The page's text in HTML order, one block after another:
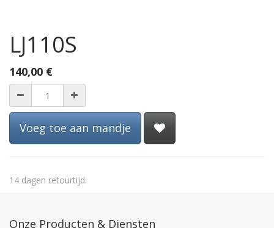
LJ110S
140,00 €
Voeg toe aan mandje
14 dagen retourtijd.
Onze Producten & Diensten